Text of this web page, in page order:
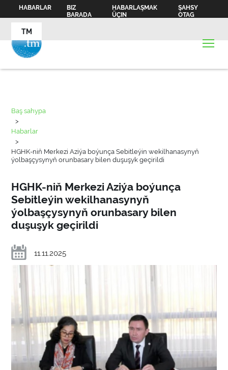
HABARLAR
BIZ
BARADA
HABARLAŞMAK
ÜÇIN
ŞAHSY
OTAG
TM
Baş sahypa
>
Habarlar
>
HGHK-niň Merkezi Aziýa boýunça Sebitleýin wekilhanasynyň
ýolbaşçysynyň orunbasary bilen duşuşyk geçirildi
HGHK-niň Merkezi Aziýa boýunça
Sebitleýin wekilhanasynyň
ýolbaşçysynyň orunbasary bilen
duşuşyk geçirildi
11.11.2025